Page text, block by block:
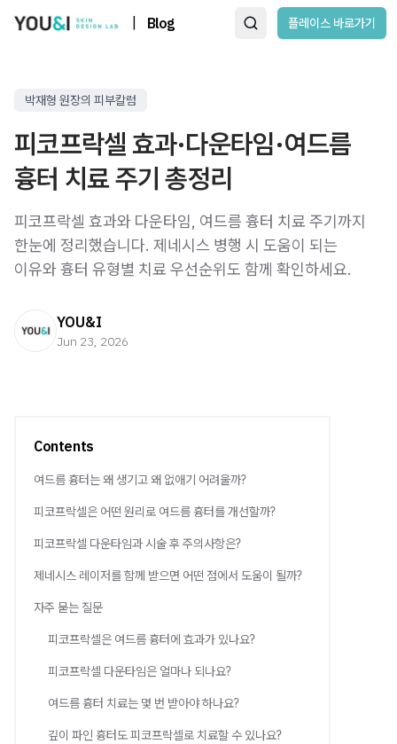
Blog 플레이스 바로가기
박재형 원장의 피부칼럼
피코프락셀 효과·다운타임·여드름
흉터 치료 주기 총정리
피코프락셀 효과와 다운타임, 여드름 흉터 치료 주기까지
한눈에 정리했습니다. 제네시스 병행 시 도움이 되는
이유와 흉터 유형별 치료 우선순위도 함께 확인하세요.
YOU&I
Jun 23, 2026
Contents
여드름 흉터는 왜 생기고 왜 없애기 어려울까?
피코프락셀은 어떤 원리로 여드름 흉터를 개선할까?
피코프락셀 다운타임과 시술 후 주의사항은?
제네시스 레이저를 함께 받으면 어떤 점에서 도움이 될까?
자주 묻는 질문
피코프락셀은 여드름 흉터에 효과가 있나요?
피코프락셀 다운타임은 얼마나 되나요?
여드름 흉터 치료는 몇 번 받아야 하나요?
깊이 파인 흉터도 피코프락셀로 치료할 수 있나요?